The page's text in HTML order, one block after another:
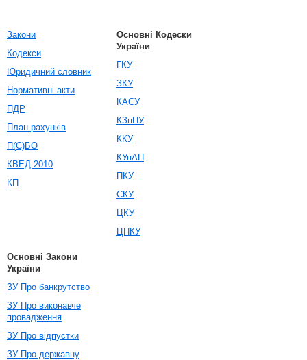
Закони
Кодекси
Юридичний словник
Нормативні акти
ПДР
План рахунків
П(С)БО
КВЕД-2010
КП
Основні Кодески
України
ГКУ
ЗКУ
КАСУ
КЗпПУ
ККУ
КУпАП
ПКУ
СКУ
ЦКУ
ЦПКУ
Основні Закони
України
ЗУ Про банкрутство
ЗУ Про виконавче
провадження
ЗУ Про відпустки
ЗУ Про державну